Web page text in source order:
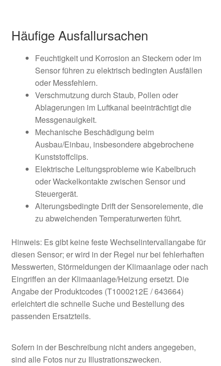
Häufige Ausfallursachen
Feuchtigkeit und Korrosion an Steckern oder im
Sensor führen zu elektrisch bedingten Ausfällen
oder Messfehlern.
Verschmutzung durch Staub, Pollen oder
Ablagerungen im Luftkanal beeinträchtigt die
Messgenauigkeit.
Mechanische Beschädigung beim
Ausbau/Einbau, insbesondere abgebrochene
Kunststoffclips.
Elektrische Leitungsprobleme wie Kabelbruch
oder Wackelkontakte zwischen Sensor und
Steuergerät.
Alterungsbedingte Drift der Sensorelemente, die
zu abweichenden Temperaturwerten führt.
Hinweis: Es gibt keine feste Wechselintervallangabe für
diesen Sensor; er wird in der Regel nur bei fehlerhaften
Messwerten, Störmeldungen der Klimaanlage oder nach
Eingriffen an der Klimaanlage/Heizung ersetzt. Die
Angabe der Produktcodes (T1000212E / 643664)
erleichtert die schnelle Suche und Bestellung des
passenden Ersatzteils.
Sofern in der Beschreibung nicht anders angegeben,
sind alle Fotos nur zu Illustrationszwecken.